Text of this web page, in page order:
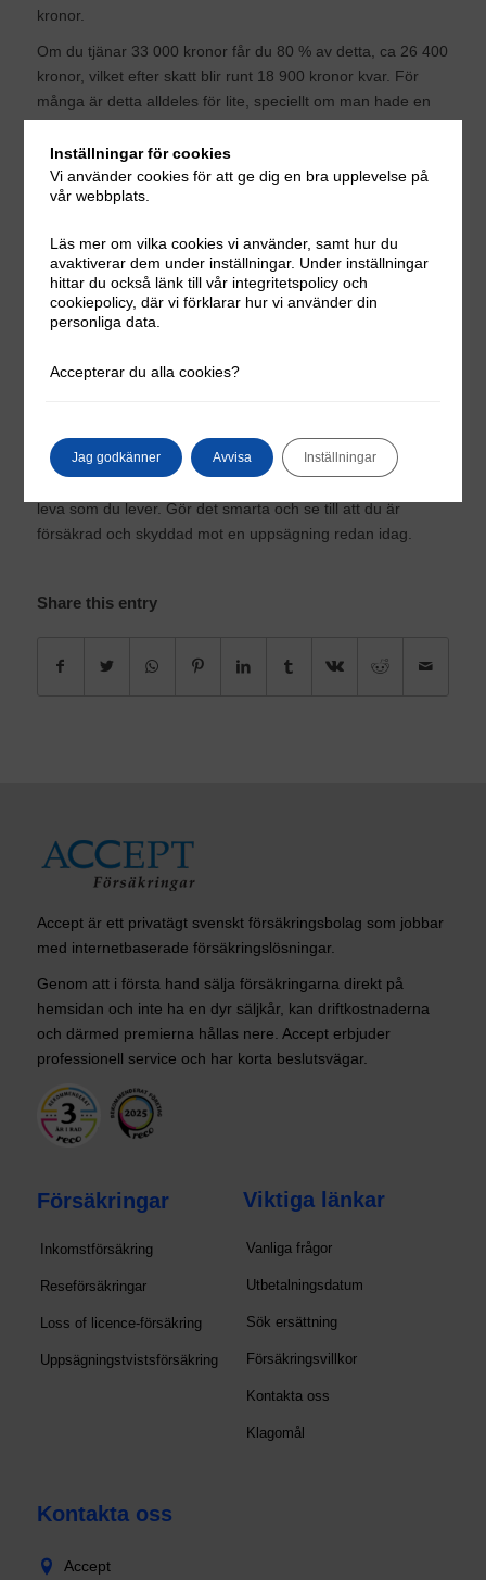
kronor.
Om du tjänar 33 000 kronor får du 80 % av detta, ca 26 400
kronor, vilket efter skatt blir runt 18 900 kronor kvar. För
många är detta alldeles för lite, speciellt om man hade en
utmärkt försäkring vid uppsägning. Inkomstförsäkringen
ersätter mellanskillnaden mellan som mest 80 % av din lön
och ersättningen från a-kassan. Det finns flera
vid uppsägning till många fler.
Alltid bra att ha försäkring vid
en uppsägning
smart att vara försäkrad även i arbetslivet. Ditt arbete och
leva som du lever. Gör det smarta och se till att du är
försäkrad och skyddad mot en uppsägning redan idag.
Share this entry
Accept är ett privatägt svenskt försäkringsbolag som jobbar
med internetbaserade försäkringslösningar.
Genom att i första hand sälja försäkringarna direkt på
hemsidan och inte ha en dyr säljkår, kan driftkostnaderna
och därmed premierna hållas nere. Accept erbjuder
professionell service och har korta beslutsvägar.
Försäkringar
Inkomstförsäkring
Reseförsäkringar
Loss of licence-försäkring
Uppsägningstvistsförsäkring
Viktiga länkar
Vanliga frågor
Utbetalningsdatum
Sök ersättning
Försäkringsvillkor
Kontakta oss
Klagomål
Kontakta oss
Accept
Inställningar för cookies
Vi använder cookies för att ge dig en bra upplevelse på
vår webbplats.
Läs mer om vilka cookies vi använder, samt hur du
avaktiverar dem under inställningar. Under inställningar
hittar du också länk till vår integritetspolicy och
cookiepolicy, där vi förklarar hur vi använder din
personliga data.
Accepterar du alla cookies?
Jag godkänner Avvisa Inställningar